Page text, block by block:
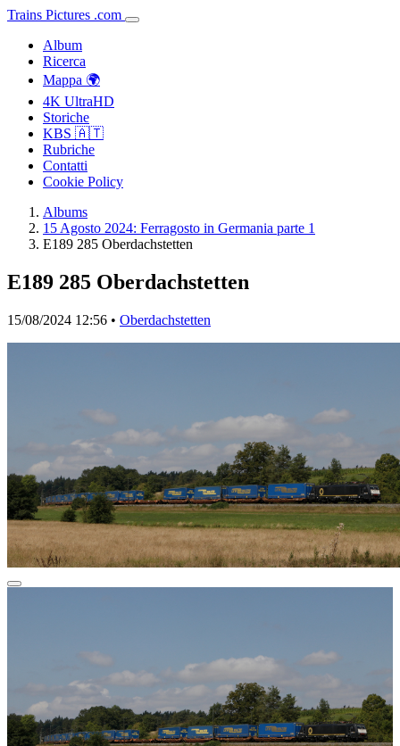
Trains Pictures .com
Album
Ricerca
Mappa 🌍
4K UltraHD
Storiche
KBS 🇦🇹
Rubriche
Contatti
Cookie Policy
Albums
15 Agosto 2024: Ferragosto in Germania parte 1
E189 285 Oberdachstetten
E189 285 Oberdachstetten
15/08/2024 12:56 • Oberdachstetten